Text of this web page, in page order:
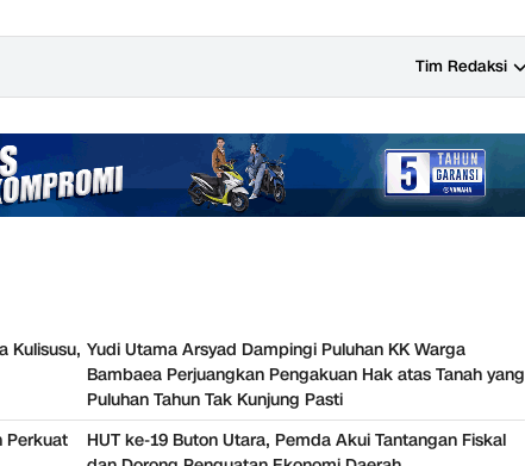
Tim Redaksi
Kulisusu, Yudi Utama Arsyad Dampingi Puluhan KK Warga
Bambaea Perjuangkan Pengakuan Hak atas Tanah yang
Puluhan Tahun Tak Kunjung Pasti
Perkuat
HUT ke-19 Buton Utara, Pemda Akui Tantangan Fiskal